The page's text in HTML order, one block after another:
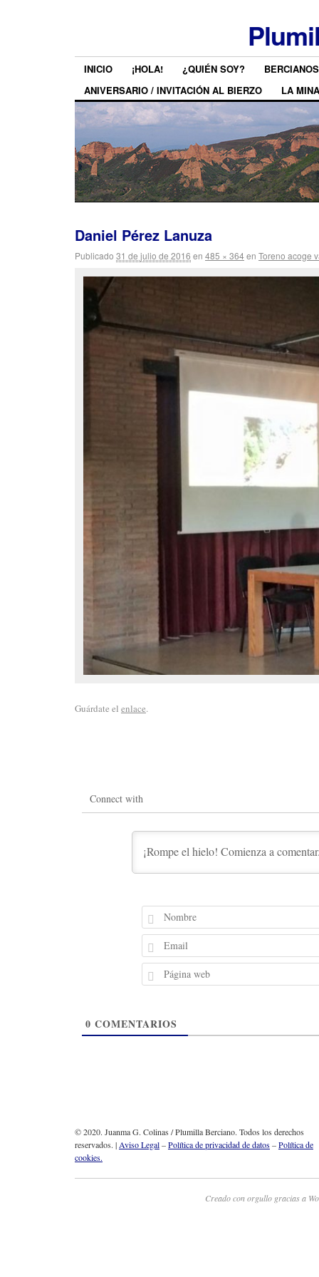
INICIO ¡HOLA! ¿QUIÉN SOY?
ANIVERSARIO / INVITACIÓN AL BIERZO
LA MINA
Daniel Pérez Lanuza
Publicado 31 de julio de 2016 en 485 × 364en Toreno acoge
Guárdate el enlace.
Connect with
0 COMENTARIOS
© 2020. Juanma G. Colinas / Plumilla Berciano. Todos los derechos
reservados. | Aviso Legal–Política de privacidad de datos–Política de
cookies.
Creado con orgullo gracias a